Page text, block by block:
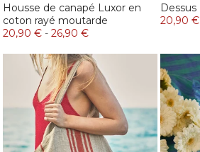
Housse de canapé Luxor en
coton rayé moutarde
20,90 € - 26,90 €
20,90 €